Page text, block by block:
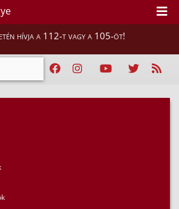
hívja a 112-t vagy a 105-öt!